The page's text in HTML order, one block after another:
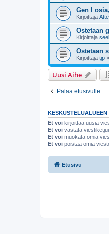
Gen I
Kirjoittaja
Ostetaan
Kirjoittaja
Ostetaan
Kirjoittaja tjp »
Uusi Aihe
Palaa etusivulle
KESKUSTELUALUEEN
Et voi kirjoittaa uusia
Et voi vastata
Et voi muokata omia
Et voi poistaa omia
Etusivu